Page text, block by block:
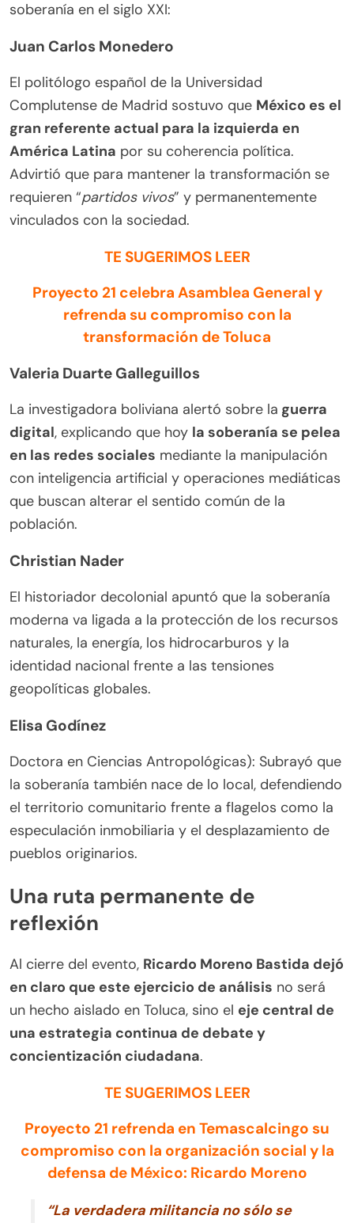
soberanía en el siglo XXI:
Juan Carlos Monedero
El politólogo español de la Universidad
Complutense de Madrid sostuvo que México es el
gran referente actual para la izquierda en
América Latina por su coherencia política.
Advirtió que para mantener la transformación se
requieren “partidos vivos” y permanentemente
vinculados con la sociedad.
TE SUGERIMOS LEER
Proyecto 21 celebra Asamblea General y
refrenda su compromiso con la
transformación de Toluca
Valeria Duarte Galleguillos
La investigadora boliviana alertó sobre la guerra
digital, explicando que hoy la soberanía se pelea
en las redes sociales mediante la manipulación
con inteligencia artificial y operaciones mediáticas
que buscan alterar el sentido común de la
población.
Christian Nader
El historiador decolonial apuntó que la soberanía
moderna va ligada a la protección de los recursos
naturales, la energía, los hidrocarburos y la
identidad nacional frente a las tensiones
geopolíticas globales.
Elisa Godínez
Doctora en Ciencias Antropológicas): Subrayó que
la soberanía también nace de lo local, defendiendo
el territorio comunitario frente a flagelos como la
especulación inmobiliaria y el desplazamiento de
pueblos originarios.
Una ruta permanente de
reflexión
Al cierre del evento, Ricardo Moreno Bastida dejó
en claro que este ejercicio de análisis no será
un hecho aislado en Toluca, sino el eje central de
una estrategia continua de debate y
concientización ciudadana.
TE SUGERIMOS LEER
Proyecto 21 refrenda en Temascalcingo su
compromiso con la organización social y la
defensa de México: Ricardo Moreno
“La verdadera militancia no sólo se